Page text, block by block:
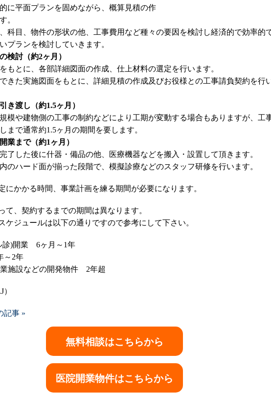
に平面プランを固めながら、概算見積の作
。
科目、物件の形状の他、工事費用など種々の要因を検討し経済的で効率的
プランを検討していきます。
検討（約2ヶ月）
もとに、各部詳細図面の作成、仕上材料の選定を行います。
きた実施図面をもとに、詳細見積の作成及びお役様との工事請負契約を行
き渡し（約1.5ヶ月）
模や建物側の工事の制約などにより工期が変動する場合もありますが、工
まで通常約1.5ヶ月の期間を要します。
業まで（約1ヶ月）
了した後に什器・備品の他、医療機器などを搬入・設置して頂きます。
のハード面が揃った段階で、模擬診療などのスタッフ研修を行います。
にかかる時間、事業計画を練る期間が必要になります。
て、契約するまでの期間は異なります。
ケジュールは以下の通りですので参考にして下さい。
診)開業 6ヶ月～1年
～2年
施設などの開発物件 2年超
記事 »
無料相談はこちらから
医院開業物件はこちらから